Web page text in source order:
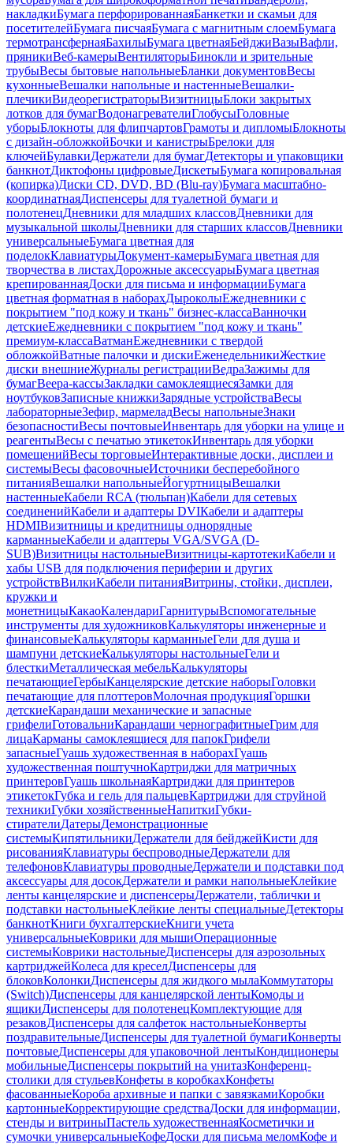
накладкиБумага перфорированнаяБанкетки и скамьи для
посетителейБумага писчаяБумага с магнитным слоемБумага
термотрансфернаяБахилыБумага цветнаяБейджиВазыВафли,
пряникиВеб-камерыВентиляторыБинокли и зрительные
трубыВесы бытовые напольныеБланки документовВесы
кухонныеВешалки напольные и настенныеВешалки-
плечикиВидеорегистраторыВизитницыБлоки закрытых
лотков для бумагВодонагревателиГлобусыГоловные
уборыБлокноты для флипчартовГрамоты и дипломыБлокноты
с дизайн-обложкойБочки и канистрыБрелоки для
ключейБулавкиДержатели для бумагДетекторы и упаковщики
банкнотДиктофоны цифровыеДискетыБумага копировальная
(копирка)Диски CD, DVD, BD (Blu-ray)Бумага масштабно-
координатнаяДиспенсеры для туалетной бумаги и
полотенецДневники для младших классовДневники для
музыкальной школыДневники для старших классовДневники
универсальныеБумага цветная для
поделокКлавиатурыДокумент-камерыБумага цветная для
творчества в листахДорожные аксессуарыБумага цветная
крепированнаяДоски для письма и информацииБумага
цветная форматная в наборахДыроколыЕжедневники с
покрытием "под кожу и ткань" бизнес-классаВанночки
детскиеЕжедневники с покрытием "под кожу и ткань"
премиум-классаВатманЕжедневники с твердой
обложкойВатные палочки и дискиЕженедельникиЖесткие
диски внешниеЖурналы регистрацииВедраЗажимы для
бумагВеера-кассыЗакладки самоклеящиесяЗамки для
ноутбуковЗаписные книжкиЗарядные устройстваВесы
лабораторныеЗефир, мармеладВесы напольныеЗнаки
безопасностиВесы почтовыеИнвентарь для уборки на улице и
реагентыВесы с печатью этикетокИнвентарь для уборки
помещенийВесы торговыеИнтерактивные доски, дисплеи и
системыВесы фасовочныеИсточники бесперебойного
питанияВешалки напольныеЙогуртницыВешалки
настенныеКабели RCA (тюльпан)Кабели для сетевых
соединенийКабели и адаптеры DVIКабели и адаптеры
HDMIВизитницы и кредитницы однорядные
карманныеКабели и адаптеры VGA/SVGA (D-
SUB)Визитницы настольныеВизитницы-картотекиКабели и
хабы USB для подключения периферии и других
устройствВилкиКабели питанияВитрины, стойки, дисплеи,
кружки и
монетницыКакаоКалендариГарнитурыВспомогательные
инструменты для художниковКалькуляторы инженерные и
финансовыеКалькуляторы карманныеГели для душа и
шампуни детскиеКалькуляторы настольныеГели и
блесткиМеталлическая мебельКалькуляторы
печатающиеГербыКанцелярские детские наборыГоловки
печатающие для плоттеровМолочная продукцияГоршки
детскиеКарандаши механические и запасные
грифелиГотовальниКарандаши чернографитныеГрим для
лицаКарманы самоклеящиеся для папокГрифели
запасныеГуашь художественная в наборахГуашь
художественная поштучноКартриджи для матричных
принтеровГуашь школьнаяКартриджи для принтеров
этикетокГубка и гель для пальцевКартриджи для струйной
техникиГубки хозяйственныеНапиткиГубки-
стирателиДатерыДемонстрационные
системыКипятильникиДержатели для бейджейКисти для
рисованияКлавиатуры беспроводныеДержатели для
телефоновКлавиатуры проводныеДержатели и подставки под
аксессуары для досокДержатели и рамки напольныеКлейкие
ленты канцелярские и диспенсерыДержатели, таблички и
подставки настольныеКлейкие ленты специальныеДетекторы
банкнотКниги бухгалтерскиеКниги учета
универсальныеКоврики для мышиОперационные
системыКоврики настольныеДиспенсеры для аэрозольных
картриджейКолеса для креселДиспенсеры для
блоковКолонкиДиспенсеры для жидкого мылаКоммутаторы
(Switch)Диспенсеры для канцелярской лентыКомоды и
ящикиДиспенсеры для полотенецКомплектующие для
резаковДиспенсеры для салфеток настольныеКонверты
поздравительныеДиспенсеры для туалетной бумагиКонверты
почтовыеДиспенсеры для упаковочной лентыКондиционеры
мобильныеДиспенсеры покрытий на унитазКонференц-
столики для стульевКонфеты в коробкахКонфеты
фасованныеКороба архивные и папки с завязкамиКоробки
картонныеКорректирующие средстваДоски для информации,
стенды и витриныПастель художественнаяКосметички и
сумочки универсальныеКофеДоски для письма меломКофе и